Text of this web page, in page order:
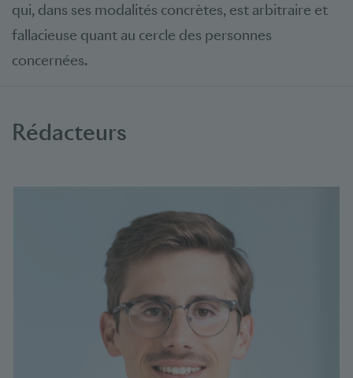
qui, dans ses modalités concrètes, est arbitraire et
fallacieuse quant au cercle des personnes
concernées.
Rédacteurs